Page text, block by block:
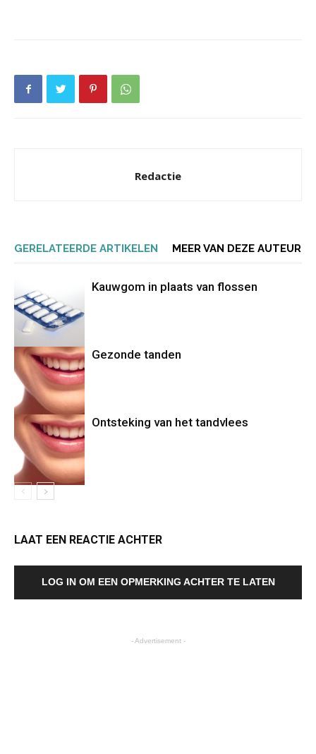
Redactie
GERELATEERDE ARTIKELEN MEER VAN DEZE AUTEUR
Kauwgom in plaats van flossen
Gezonde tanden
Ontsteking van het tandvlees
LAAT EEN REACTIE ACHTER
LOG IN OM EEN OPMERKING ACHTER TE LATEN
- Advertisement -